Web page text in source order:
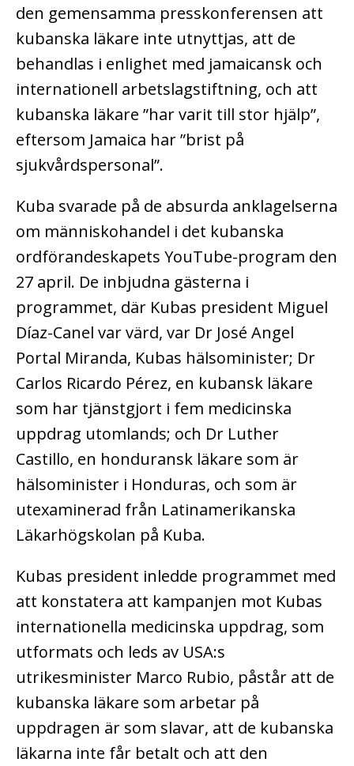
den gemensamma presskonferensen att
kubanska läkare inte utnyttjas, att de
behandlas i enlighet med jamaicansk och
internationell arbetslagstiftning, och att
kubanska läkare ”har varit till stor hjälp”,
eftersom Jamaica har ”brist på
sjukvårdspersonal”.
Kuba svarade på de absurda anklagelserna
om människohandel i det kubanska
ordförandeskapets YouTube-program den
27 april. De inbjudna gästerna i
programmet, där Kubas president Miguel
Díaz-Canel var värd, var Dr José Angel
Portal Miranda, Kubas hälsominister; Dr
Carlos Ricardo Pérez, en kubansk läkare
som har tjänstgjort i fem medicinska
uppdrag utomlands; och Dr Luther
Castillo, en honduransk läkare som är
hälsominister i Honduras, och som är
utexaminerad från Latinamerikanska
Läkarhögskolan på Kuba.
Kubas president inledde programmet med
att konstatera att kampanjen mot Kubas
internationella medicinska uppdrag, som
utformats och leds av USA:s
utrikesminister Marco Rubio, påstår att de
kubanska läkare som arbetar på
uppdragen är som slavar, att de kubanska
läkarna inte får betalt och att den